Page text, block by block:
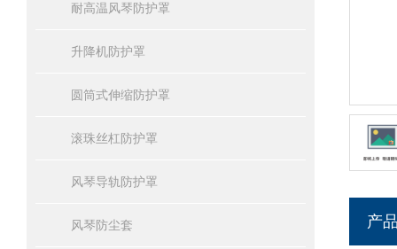
耐高温风琴防护罩
升降机防护罩
圆筒式伸缩防护罩
滚珠丝杠防护罩
风琴导轨防护罩
风琴防尘套 产